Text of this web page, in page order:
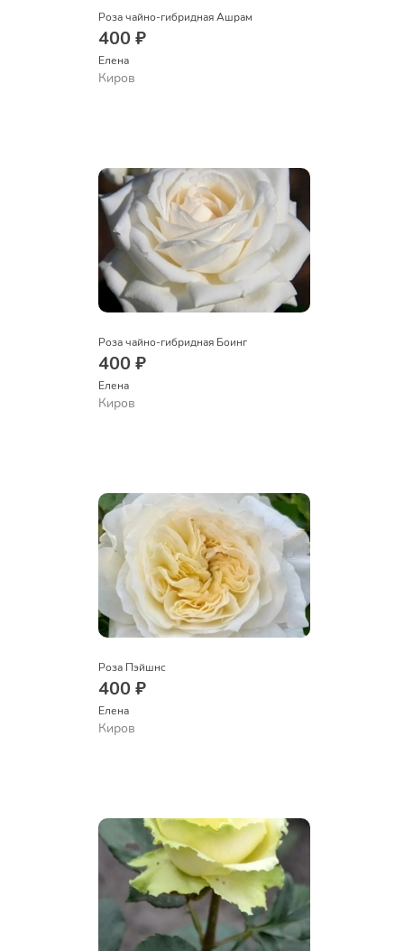
Роза чайно-гибридная Ашрам
400 ₽
Елена
Киров
Роза чайно-гибридная Боинг
400 ₽
Елена
Киров
Роза Пэйшнс
400 ₽
Елена
Киров